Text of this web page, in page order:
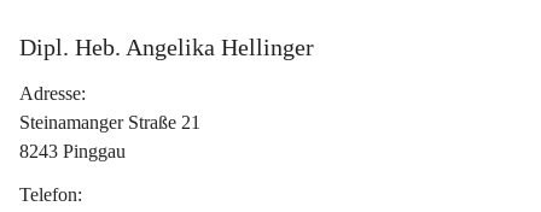
Dipl. Heb. Angelika Hellinger
Adresse:
Steinamanger Straße 21
8243 Pinggau
Telefon: